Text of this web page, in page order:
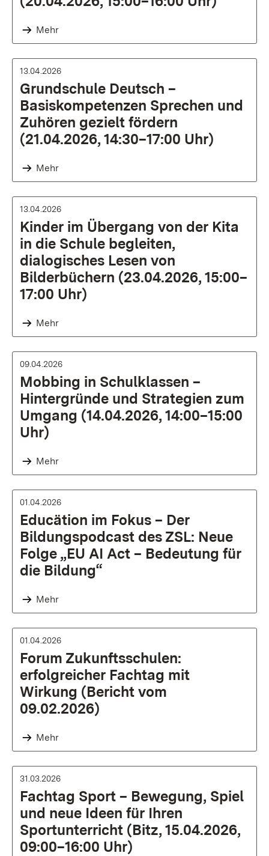
Mehr
13.04.2026
Grundschule Deutsch –
Basiskompetenzen Sprechen und
Zuhören gezielt fördern
(21.04.2026, 14:30–17:00 Uhr)
Mehr
13.04.2026
Kinder im Übergang von der Kita
in die Schule begleiten,
dialogisches Lesen von
Bilderbüchern (23.04.2026, 15:00–
17:00 Uhr)
Mehr
09.04.2026
Mobbing in Schulklassen –
Hintergründe und Strategien zum
Umgang (14.04.2026, 14:00–15:00
Uhr)
Mehr
01.04.2026
Educätion im Fokus – Der
Bildungspodcast des ZSL: Neue
Folge „EU AI Act – Bedeutung für
die Bildung“
Mehr
01.04.2026
Forum Zukunftsschulen:
erfolgreicher Fachtag mit
Wirkung (Bericht vom
09.02.2026)
Mehr
31.03.2026
Fachtag Sport – Bewegung, Spiel
und neue Ideen für Ihren
Sportunterricht (Bitz, 15.04.2026,
09:00–16:00 Uhr)